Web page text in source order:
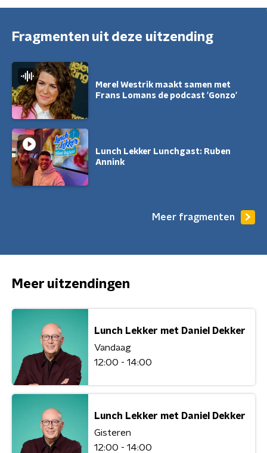
Fragmenten uit deze uitzending
Merel Westrik maakt samen met
Frans Lomans de podcast 'Gonzo'
Lunch Lekker Lunchgast: Ruben
Annink
Meer fragmenten
Meer uitzendingen
Lunch Lekker met Daniel Dekker
Vandaag
12:00 - 14:00
Lunch Lekker met Daniel Dekker
Gisteren
12:00 - 14:00